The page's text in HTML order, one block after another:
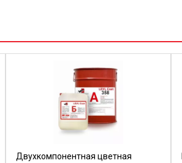
Двухкомпонентная цветная